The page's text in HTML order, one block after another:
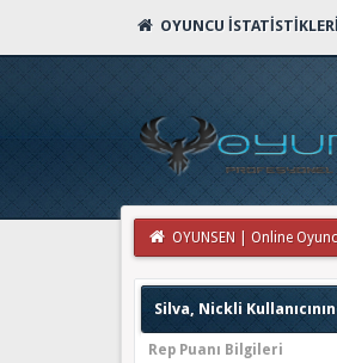
OYUNCU İSTATISTIKLERI
OYUNSEN | Online
Silva, Nickli
Rep Puanı Bilgileri